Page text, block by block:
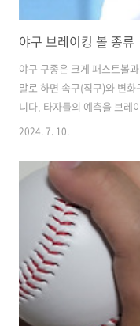
야구 브레이킹 볼 종류
야구 구종은 크게 패스트볼
말로 하면 속구(직구)와 변
니다. 타자들의 예측을 브레
는 공이라는 의미입니다. 변
의미한다고 보는 분들도 있
레이킹 볼이란야구에는 속
속구는 우리가 흔히 말하는
싱커, 커터가 여기에 해당합
는 공들은 아닙니다. 다만
2024. 7. 10.